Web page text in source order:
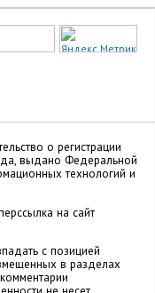
о регистрации
выдано Федеральной
технологий и
на сайт
с позицией
в разделах